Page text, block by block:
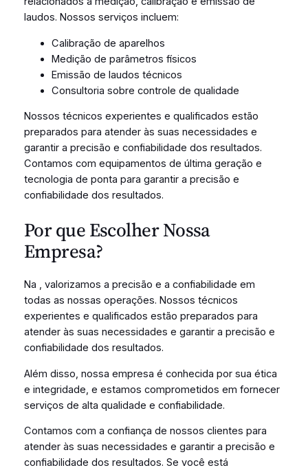
laudos. Nossos serviços incluem:
Calibração de aparelhos
Medição de parâmetros físicos
Emissão de laudos técnicos
Consultoria sobre controle de qualidade
Nossos técnicos experientes e qualificados estão
preparados para atender às suas necessidades e
garantir a precisão e confiabilidade dos resultados.
Contamos com equipamentos de última geração e
tecnologia de ponta para garantir a precisão e
confiabilidade dos resultados.
Por que Escolher Nossa
Empresa?
Na , valorizamos a precisão e a confiabilidade em
todas as nossas operações. Nossos técnicos
experientes e qualificados estão preparados para
atender às suas necessidades e garantir a precisão e
confiabilidade dos resultados.
Além disso, nossa empresa é conhecida por sua ética
e integridade, e estamos comprometidos em fornecer
serviços de alta qualidade e confiabilidade.
Contamos com a confiança de nossos clientes para
atender às suas necessidades e garantir a precisão e
confiabilidade dos resultados. Se você está